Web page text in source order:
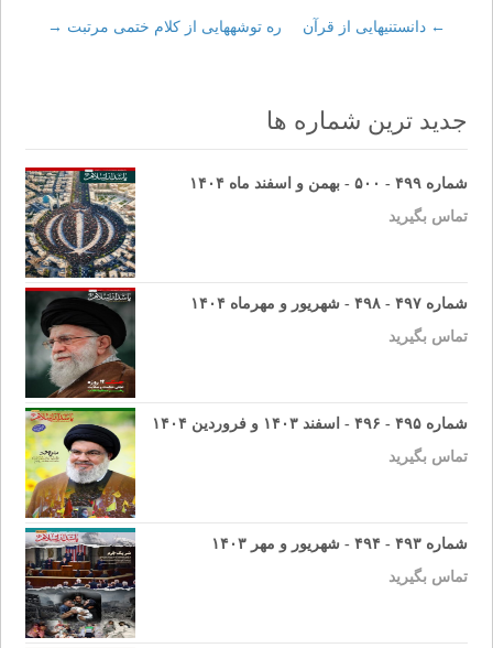
Post
navigation
← دانستنيهايى از قرآن‏ ره توشه‏هايى از كلام ختمى مرتبت →
جدید ترین شماره ها
شماره ۴۹۹ - ۵۰۰ - بهمن و اسفند ماه ۱۴۰۴
تماس بگیرید
شماره ۴۹۷ - ۴۹۸ - شهریور و مهرماه ۱۴۰۴
تماس بگیرید
شماره ۴۹۵ - ۴۹۶ - اسفند ۱۴۰۳ و فروردین ۱۴۰۴
تماس بگیرید
شماره ۴۹۳ - ۴۹۴ - شهریور و مهر ۱۴۰۳
تماس بگیرید